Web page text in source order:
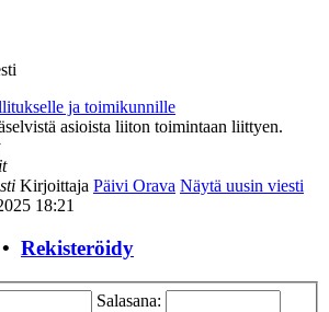
ja toimikunnille
asioista liiton toimintaan liittyen.
Kirjoittaja Päivi Orava Näytä uusin viesti
18:21
• Rekisteröidy
Salasana: